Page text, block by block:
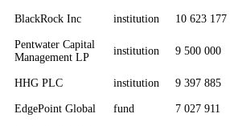
BlackRock Inc institution 10 623 177
Pentwater Capital
Management LP
institution 9 500 000
HHG PLC institution 9 397 885
EdgePoint Global fund 7 027 911